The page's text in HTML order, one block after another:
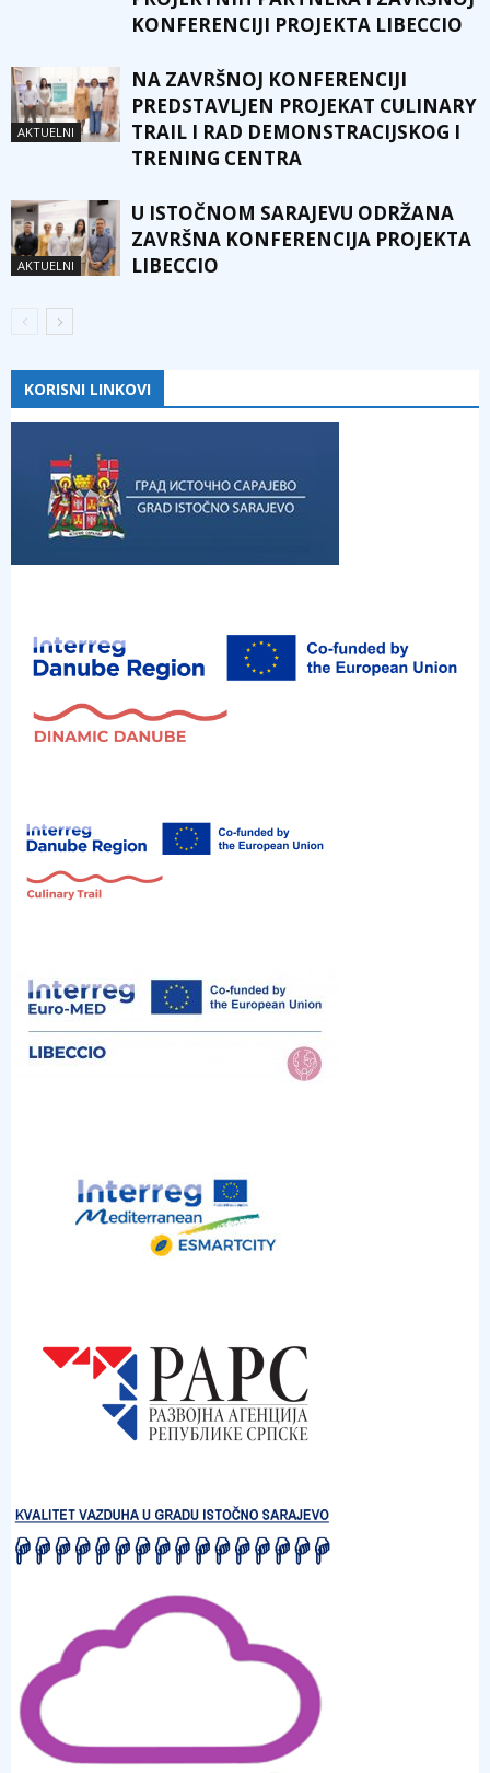
KONFERENCIJI PROJEKTA LIBECCIO
AKTUELNI
NA ZAVRŠNOJ KONFERENCIJI
PREDSTAVLJEN PROJEKAT CULINARY
TRAIL I RAD DEMONSTRACIJSKOG I
TRENING CENTRA
AKTUELNI
U ISTOČNOM SARAJEVU ODRŽANA
ZAVRŠNA KONFERENCIJA PROJEKTA
LIBECCIO
KORISNI LINKOVI